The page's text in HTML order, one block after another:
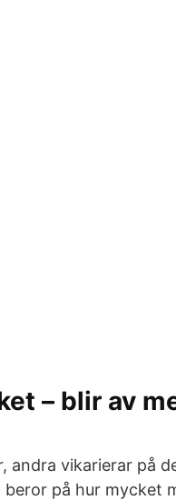
– blir av
andra vikarierar på
på hur mycket